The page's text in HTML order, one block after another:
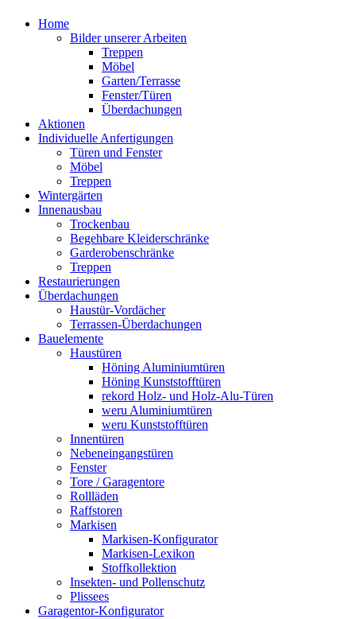
Home
Bilder unserer Arbeiten
Treppen
Möbel
Garten/Terrasse
Fenster/Türen
Überdachungen
Aktionen
Individuelle Anfertigungen
Türen und Fenster
Möbel
Treppen
Wintergärten
Innenausbau
Trockenbau
Begehbare Kleiderschränke
Garderobenschränke
Treppen
Restaurierungen
Überdachungen
Haustür-Vordächer
Terrassen-Überdachungen
Bauelemente
Haustüren
Höning Aluminiumtüren
Höning Kunststofftüren
rekord Holz- und Holz-Alu-Türen
weru Aluminiumtüren
weru Kunststofftüren
Innentüren
Nebeneingangstüren
Fenster
Tore / Garagentore
Rollläden
Raffstoren
Markisen
Markisen-Konfigurator
Markisen-Lexikon
Stoffkollektion
Insekten- und Pollenschutz
Plissees
Garagentor-Konfigurator